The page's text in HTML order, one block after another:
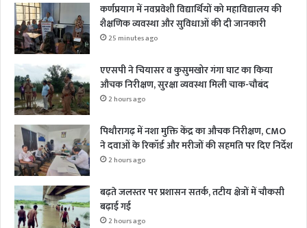
कर्णप्रयाग में नवप्रवेशी विद्यार्थियों को महाविद्यालय की
शैक्षणिक व्यवस्था और सुविधाओं की दी जानकारी
25 minutes ago
एएसपी ने चियासर व कुसुमखोर गंगा घाट का किया
औचक निरीक्षण, सुरक्षा व्यवस्था मिली चाक-चौबंद
2 hours ago
पिथौरागढ़ में नशा मुक्ति केंद्र का औचक निरीक्षण, CMO
ने दवाओं के रिकॉर्ड और मरीजों की सहमति पर दिए निर्देश
2 hours ago
बढ़ते जलस्तर पर प्रशासन सतर्क, तटीय क्षेत्रों में चौकसी
बढ़ाई गई
2 hours ago